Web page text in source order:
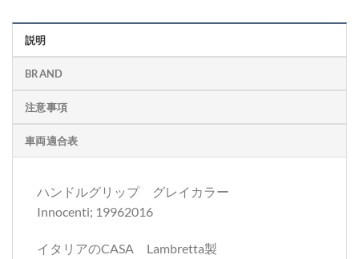
説明
BRAND
注意事項
車両適合表
ハンドルグリップ グレイカラー
Innocenti; 19962016
イタリアのCASA Lambretta製